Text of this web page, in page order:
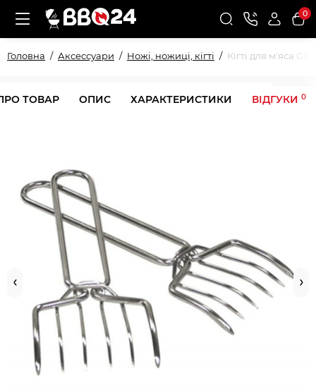
0
Головна Аксессуари Ножі, ножиці, кігті Кігті для м'яса
ТОВАР ОПИС ХАРАКТЕРИСТИКИ ВІДГУКИ 0